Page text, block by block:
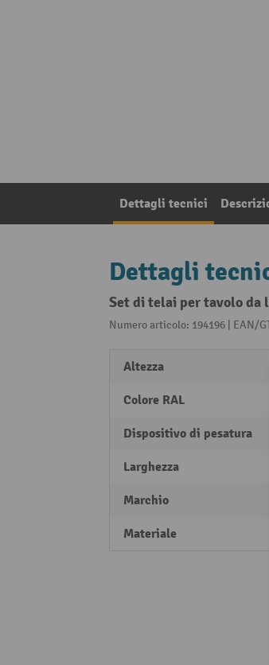
Dettagli tecnici
Dettagli
Set di telai per tavolo da
Numero articolo: 194196 | EAN/
Altezza
Colore RAL
Dispositivo di pesatura
Larghezza
Marchio
Materiale